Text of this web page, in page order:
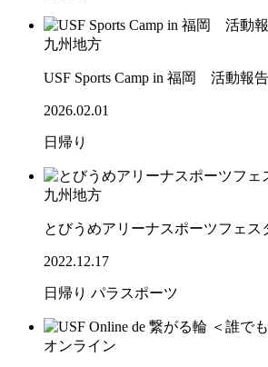
九州地方
USF Sports Camp in 福岡 活動報告
2026.02.01
日帰り
九州地方
とびうめアリーナスポーツフェ
2022.12.17
日帰り パラスポーツ
オンライン